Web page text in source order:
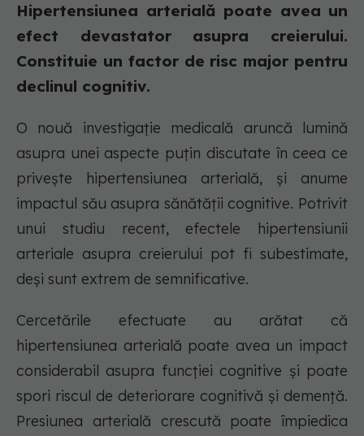
Hipertensiunea arterială poate avea un
efect devastator asupra creierului.
Constituie un factor de risc major pentru
declinul cognitiv.
O nouă investigație medicală aruncă lumină
asupra unei aspecte puțin discutate în ceea ce
privește hipertensiunea arterială, și anume
impactul său asupra sănătății cognitive. Potrivit
unui studiu recent, efectele hipertensiunii
arteriale asupra creierului pot fi subestimate,
deși sunt extrem de semnificative.
Cercetările efectuate au arătat că
hipertensiunea arterială poate avea un impact
considerabil asupra funcției cognitive și poate
spori riscul de deteriorare cognitivă și demență.
Presiunea arterială crescută poate împiedica